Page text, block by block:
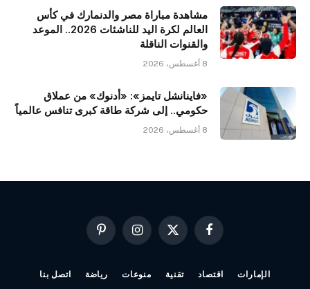
مشاهدة مباراة مصر والدنمارك في كأس
العالم لكرة اليد للناشئات 2026.. الموعد
والقنوات الناقلة
8 أغسطس، 2026
«فاينانشل تايمز»: «أدنوك» من عملاق
حكومي.. إلى شركة طاقة كبرى تنافس عالمياً
8 أغسطس، 2026
فيسبوك
X
الانستغرامبينتيريست
الإمارات اقتصاد تقنية منوعات رياضة اتصل بنا